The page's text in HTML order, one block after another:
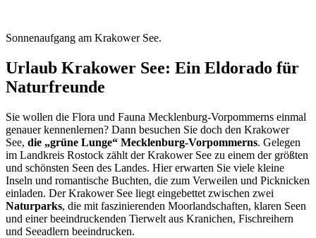
Sonnenaufgang am Krakower See.
Urlaub Krakower See: Ein Eldorado für
Naturfreunde
Sie wollen die Flora und Fauna Mecklenburg-Vorpommerns einmal
genauer kennenlernen? Dann besuchen Sie doch den Krakower
See, die „grüne Lunge“ Mecklenburg-Vorpommerns. Gelegen
im Landkreis Rostock zählt der Krakower See zu einem der größten
und schönsten Seen des Landes. Hier erwarten Sie viele kleine
Inseln und romantische Buchten, die zum Verweilen und Picknicken
einladen. Der Krakower See liegt eingebettet zwischen zwei
Naturparks, die mit faszinierenden Moorlandschaften, klaren Seen
und einer beeindruckenden Tierwelt aus Kranichen, Fischreihern
und Seeadlern beeindrucken.